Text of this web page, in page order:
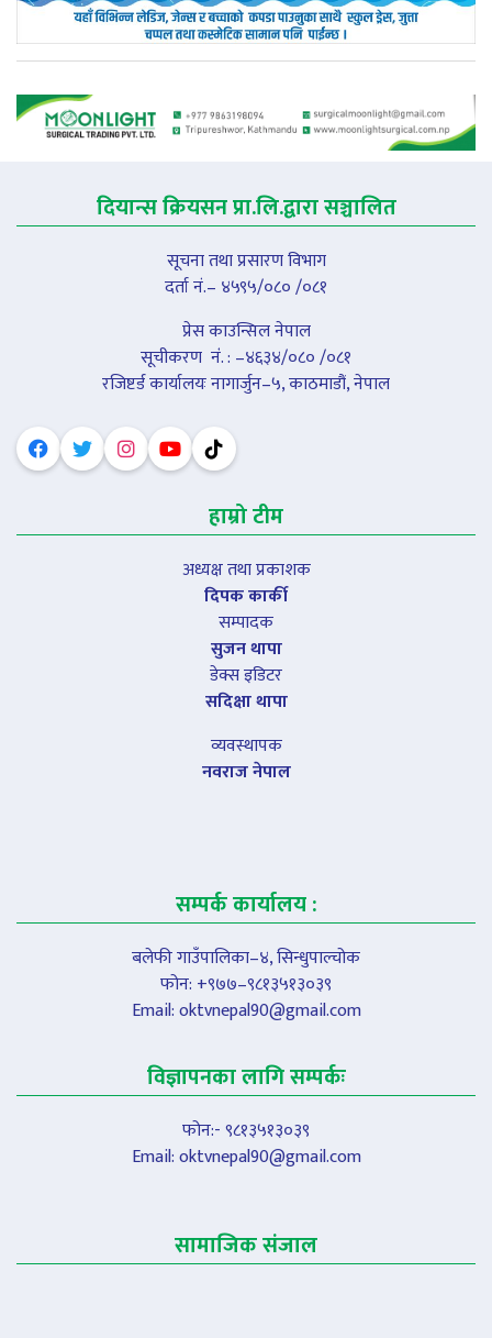
दियान्स क्रियसन प्रा.लि.द्वारा सञ्चालित
सूचना तथा प्रसारण विभाग
दर्ता नं.– ४५९५/०८० /०८१
प्रेस काउन्सिल नेपाल
सूचीकरण नंं. : –४६३४/०८० /०८१
रजिष्टर्ड कार्यालयः नागार्जुन–५, काठमाडौं, नेपाल
हाम्रो टीम
अध्यक्ष तथा प्रकाशक
दिपक कार्की
सम्पादक
सुजन थापा
डेक्स इडिटर
सदिक्षा थापा
व्यवस्थापक
नवराज नेपाल
सम्पर्क कार्यालय :
बलेफी गाउँपालिका–४, सिन्धुपाल्चोक
फोन: +९७७–९८१३५१३०३९
Email:oktvnepal90@gmail.com
विज्ञापनका लागि सम्पर्कः
फोन:- ९८१३५१३०३९
Email:oktvnepal90@gmail.com
सामाजिक संजाल